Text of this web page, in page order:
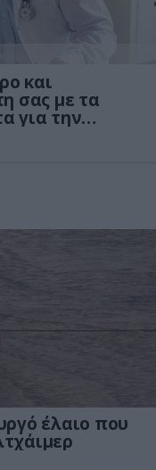
και
σας με τα
για την
έλαιο που